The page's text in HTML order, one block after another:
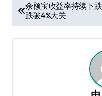
章
导
余额宝收益率持续下跌
跌破4%大关